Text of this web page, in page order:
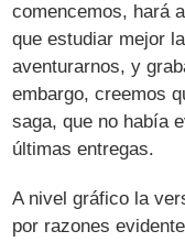
comencemos, hará
que estudiar mejor
aventurarnos, y
embargo, creemos
saga, que no había
últimas entregas.
A nivel gráfico la
por razones